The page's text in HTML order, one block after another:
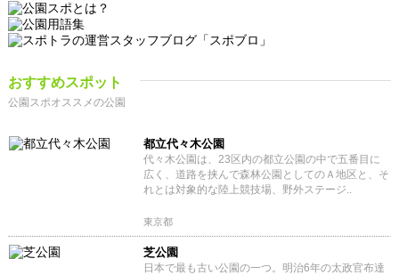
おすすめスポット
公園スポオススメの公園
都立代々木公園
代々木公園は、23区内の都立公園の中で五番目に
広く、道路を挟んで森林公園としてのＡ地区と、そ
れとは対象的な陸上競技場、野外ステージ..
東京都
芝公園
日本で最も古い公園の一つ。明治6年の太政官布達